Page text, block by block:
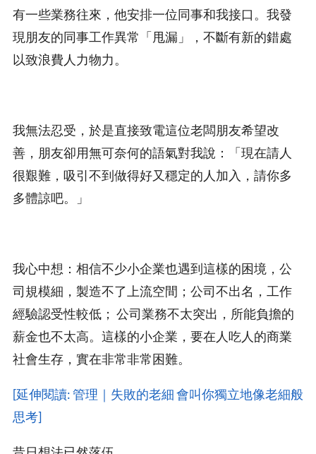
有一些業務往來，他安排一位同事和我接口。我發
現朋友的同事工作異常「甩漏」，不斷有新的錯處
以致浪費人力物力。
我無法忍受，於是直接致電這位老闆朋友希望改
善，朋友卻用無可奈何的語氣對我說：「現在請人
很艱難，吸引不到做得好又穩定的人加入，請你多
多體諒吧。」
我心中想：相信不少小企業也遇到這樣的困境，公
司規模細，製造不了上流空間；公司不出名，工作
經驗認受性較低； 公司業務不太突出，所能負擔的
薪金也不太高。這樣的小企業，要在人吃人的商業
社會生存，實在非常非常困難。
[延伸閱讀: 管理｜失敗的老細 會叫你獨立地像老細般
思考]